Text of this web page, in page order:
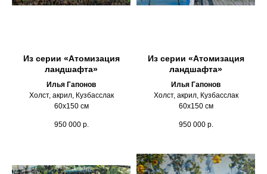
Из серии «Атомизация
ландшафта»
Илья Гапонов
Холст, акрил, Кузбасслак
60х150 см
950 000 р.
Из серии «Атомизация
ландшафта»
Илья Гапонов
Холст, акрил, Кузбасслак
60х150 см
950 000 р.